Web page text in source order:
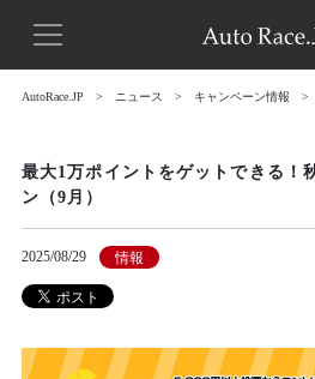
AutoRace.JP ニュース キャンペーン情報
最大1万ポイントをゲットできる！
ン（9月）
2025/08/29 情報